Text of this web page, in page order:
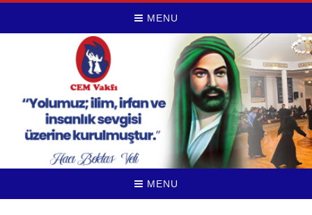
MENU
MENU